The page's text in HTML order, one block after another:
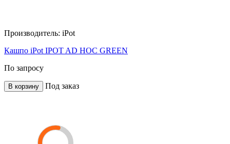
Производитель: iPot
Кашпо iPot IPOT AD HOC GREEN
По запросу
В корзину Под заказ